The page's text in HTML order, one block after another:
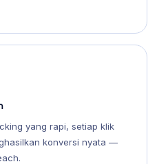
yang rapi, setiap klik
konversi nyata —